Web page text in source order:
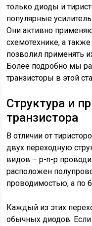
только диоды и
популярные
Они активно
схемотехнике, а
позволил применять
Более подробно мы
транзисторы в этой
Структура и
транзистора
В отличии от
двух переходную
видов – p-n-p
расположен
проводимостью, а по
Каждый из этих
обычных диодов.